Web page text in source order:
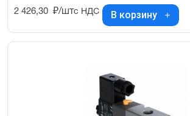
2 426,30 ₽/штс НДС В корзину